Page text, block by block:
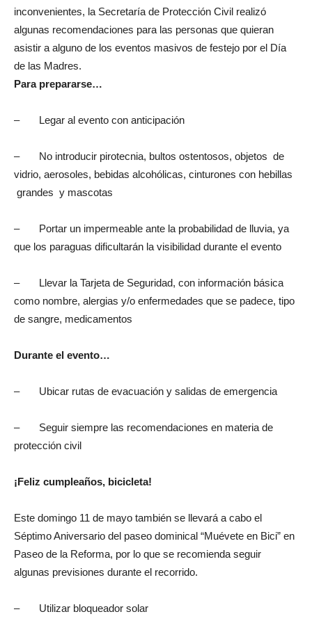
inconvenientes, la Secretaría de Protección Civil realizó
algunas recomendaciones para las personas que quieran
asistir a alguno de los eventos masivos de festejo por el Día
de las Madres.
Para prepararse…
– Legar al evento con anticipación
– No introducir pirotecnia, bultos ostentosos, objetos de
vidrio, aerosoles, bebidas alcohólicas, cinturones con hebillas
grandes y mascotas
– Portar un impermeable ante la probabilidad de lluvia, ya
que los paraguas dificultarán la visibilidad durante el evento
– Llevar la Tarjeta de Seguridad, con información básica
como nombre, alergias y/o enfermedades que se padece, tipo
de sangre, medicamentos
Durante el evento…
– Ubicar rutas de evacuación y salidas de emergencia
– Seguir siempre las recomendaciones en materia de
protección civil
¡Feliz cumpleaños, bicicleta!
Este domingo 11 de mayo también se llevará a cabo el
Séptimo Aniversario del paseo dominical “Muévete en Bici” en
Paseo de la Reforma, por lo que se recomienda seguir
algunas previsiones durante el recorrido.
– Utilizar bloqueador solar